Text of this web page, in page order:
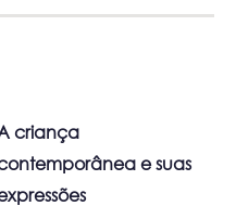
criança
e suas